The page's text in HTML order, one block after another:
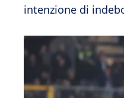
intenzione di